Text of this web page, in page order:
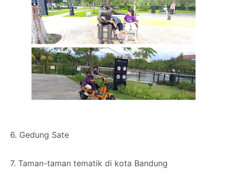
6. Gedung Sate
7. Taman-taman tematik di kota Bandung